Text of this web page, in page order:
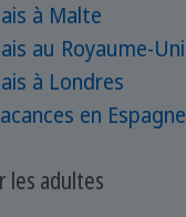
à Malte
au Royaume-Uni
à Londres
en Espagne
les adultes